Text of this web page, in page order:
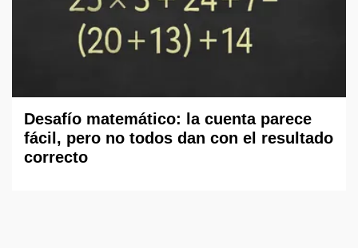
Desafío matemático: la cuenta parece
fácil, pero no todos dan con el resultado
correcto